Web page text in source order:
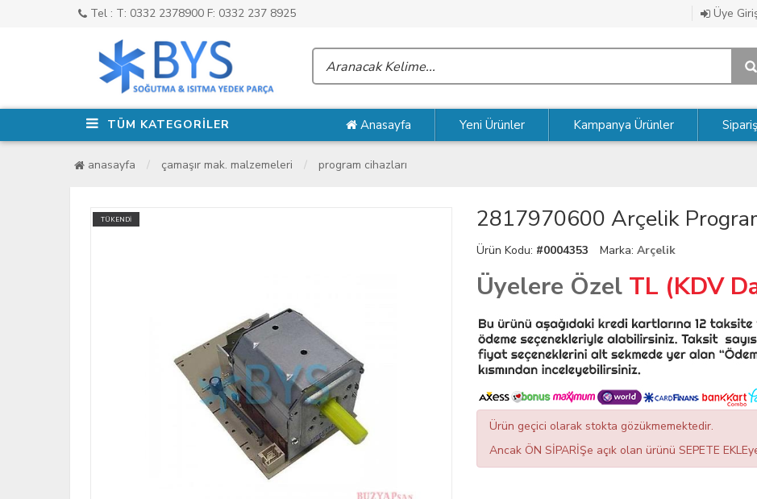
Tel : T: 0332 2378900 F: 0332 237 8925 Üye
TÜM KATEGORİLER Anasayfa Yeni Ürünler Kampanya Ürünler
anasayfa çamaşır mak. malzemeleri program cihazları
TÜKENDİ 2817970600 Arçelik
Ürün Kodu: #0004353 Marka:Arçelik
Üyelere Özel TL (KDV
Ürün geçici olarak stokta gözükmemektedir.
Ancak ÖN SİPARİŞe açık olan ürünü SEPETE